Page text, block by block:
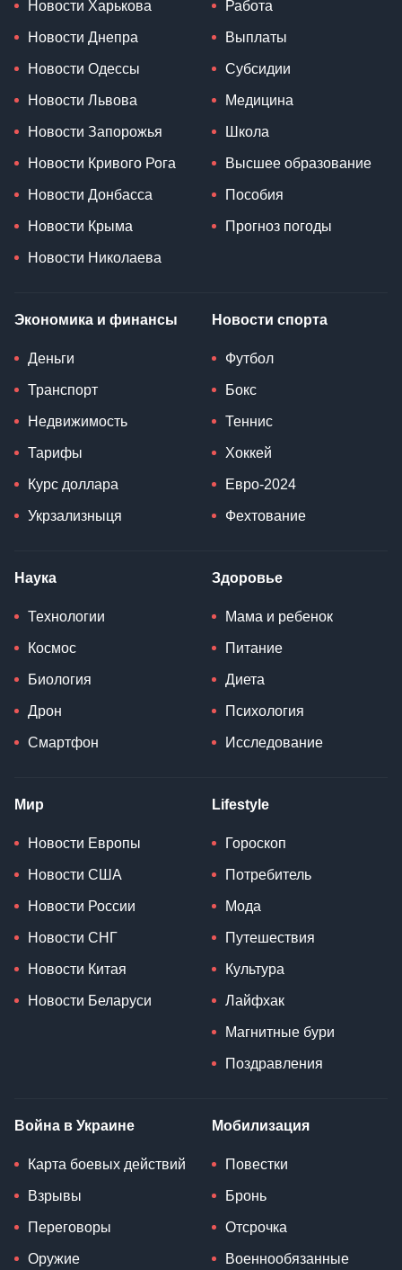
Новости Харькова
Новости Днепра
Новости Одессы
Новости Львова
Новости Запорожья
Новости Кривого Рога
Новости Донбасса
Новости Крыма
Новости Николаева
Работа
Выплаты
Субсидии
Медицина
Школа
Высшее образование
Пособия
Прогноз погоды
Экономика и финансы
Деньги
Транспорт
Недвижимость
Тарифы
Курс доллара
Укрзализныця
Новости спорта
Футбол
Бокс
Теннис
Хоккей
Евро-2024
Фехтование
Наука
Технологии
Космос
Биология
Дрон
Смартфон
Здоровье
Мама и ребенок
Питание
Диета
Психология
Исследование
Мир
Новости Европы
Новости США
Новости России
Новости СНГ
Новости Китая
Новости Беларуси
Lifestyle
Гороскоп
Потребитель
Мода
Путешествия
Культура
Лайфхак
Магнитные бури
Поздравления
Война в Украине
Карта боевых действий
Взрывы
Переговоры
Оружие
Мобилизация
Повестки
Бронь
Отсрочка
Военнообязанные